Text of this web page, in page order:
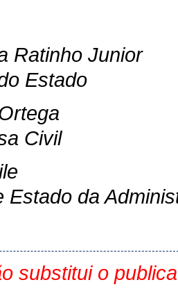
Ratinho Junior
Estado
Civil
Estado da
substitui o